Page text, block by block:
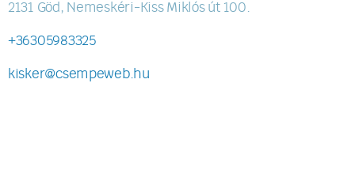
2131 Göd, Nemeskéri-Kiss Miklós út 100.
+36305983325
kisker@csempeweb.hu